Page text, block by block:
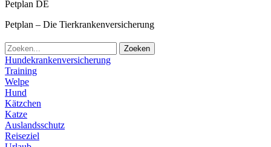
Petplan DE
Petplan – Die Tierkrankenversicherung
Zoeken
Hundekrankenversicherung
Training
Welpe
Hund
Kätzchen
Katze
Auslandsschutz
Reiseziel